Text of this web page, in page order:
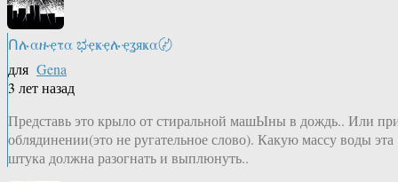
Ոሉαዙҿτα ಭҿҝҿሉҿʓяҝα〄
для Gena
3 лет назад
Представь это крыло от стиральной машЫны в дождь.. Или
облядинении(это не ругательное слово). Какую массу воды эта
штука должна разогнать и выплюнуть..